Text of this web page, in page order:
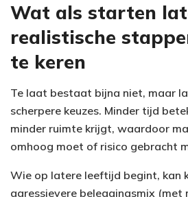
Wat als starten
realistische
te keren
Te laat bestaat bijna niet, maar
scherpere keuzes. Minder tijd
minder ruimte krijgt, waardoor
omhoog moet of risico gebracht
Wie op latere leeftijd begint, kan
agressievere beleggingsmix (met